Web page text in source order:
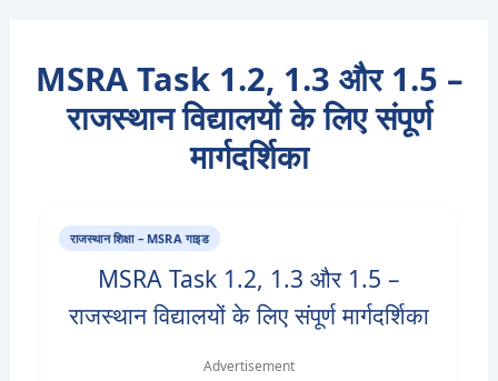
MSRA Task 1.2, 1.3 और 1.5 –
राजस्थान विद्यालयों के लिए संपूर्ण
मार्गदर्शिका
राजस्थान शिक्षा – MSRA गाइड
MSRA Task 1.2, 1.3 और 1.5 –
राजस्थान विद्यालयों के लिए संपूर्ण मार्गदर्शिका
Advertisement